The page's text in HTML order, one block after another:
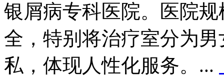
银屑病专科医院。医院
全，特别将治疗室分为
私，体现人性化服务。...